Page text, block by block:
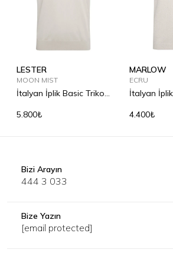
LESTER
MOON MIST
İtalyan İplik Basic Triko
5.800₺
MARLOW
ECRU
İtalyan
4.400₺
Bizi Arayın
444 3 033
Bize Yazın
[email protected]